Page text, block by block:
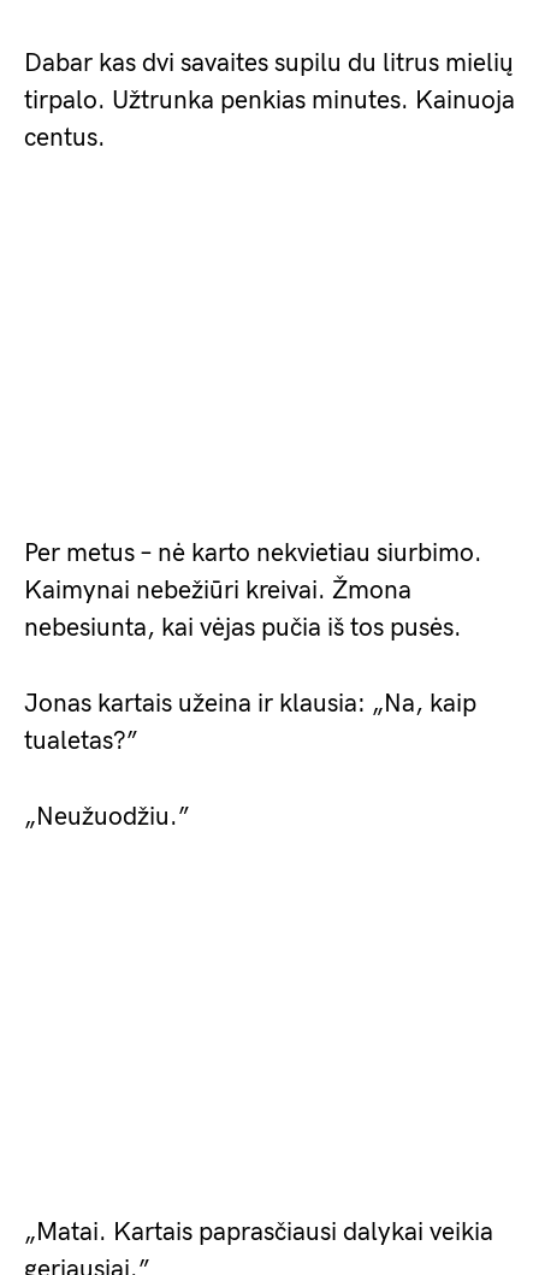
Dabar kas dvi savaites supilu du litrus mielių
tirpalo. Užtrunka penkias minutes. Kainuoja
centus.
Per metus – nė karto nekvietiau siurbimo.
Kaimynai nebežiūri kreivai. Žmona
nebesiunta, kai vėjas pučia iš tos pusės.
Jonas kartais užeina ir klausia: „Na, kaip
tualetas?”
„Neužuodžiu.”
„Matai. Kartais paprasčiausi dalykai veikia